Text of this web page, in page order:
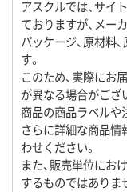
アスクルでは、サイ
ておりますが、メー
パッケージ、原材料
す。
このため、実際にお
が異なる場合がござ
商品の商品ラベルや
さらに詳細な商品情
わせください。
また、販売単位にお
するものではありま